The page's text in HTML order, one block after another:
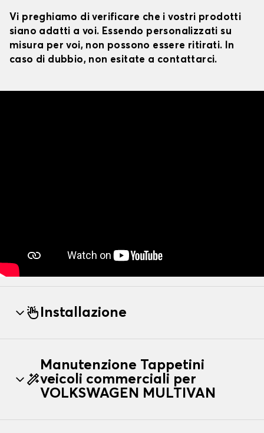
Vi preghiamo di verificare che i vostri prodotti
siano adatti a voi. Essendo personalizzati su
misura per voi, non possono essere ritirati. In
caso di dubbio, non esitate a contattarci.
Installazione
Manutenzione Tappetini
veicoli commerciali per
VOLKSWAGEN MULTIVAN